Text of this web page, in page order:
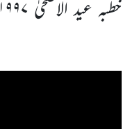
خطبہ عید الاضحیٰ ۱۹۹۷ء